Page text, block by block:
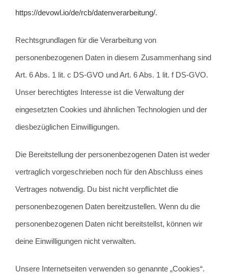
https://devowl.io/de/rcb/datenverarbeitung/.
Rechtsgrundlagen für die Verarbeitung von
personenbezogenen Daten in diesem Zusammenhang sind
Art. 6 Abs. 1 lit. c DS-GVO und Art. 6 Abs. 1 lit. f DS-GVO.
Unser berechtigtes Interesse ist die Verwaltung der
eingesetzten Cookies und ähnlichen Technologien und der
diesbezüglichen Einwilligungen.
Die Bereitstellung der personenbezogenen Daten ist weder
vertraglich vorgeschrieben noch für den Abschluss eines
Vertrages notwendig. Du bist nicht verpflichtet die
personenbezogenen Daten bereitzustellen. Wenn du die
personenbezogenen Daten nicht bereitstellst, können wir
deine Einwilligungen nicht verwalten.
Unsere Internetseiten verwenden so genannte „Cookies“.